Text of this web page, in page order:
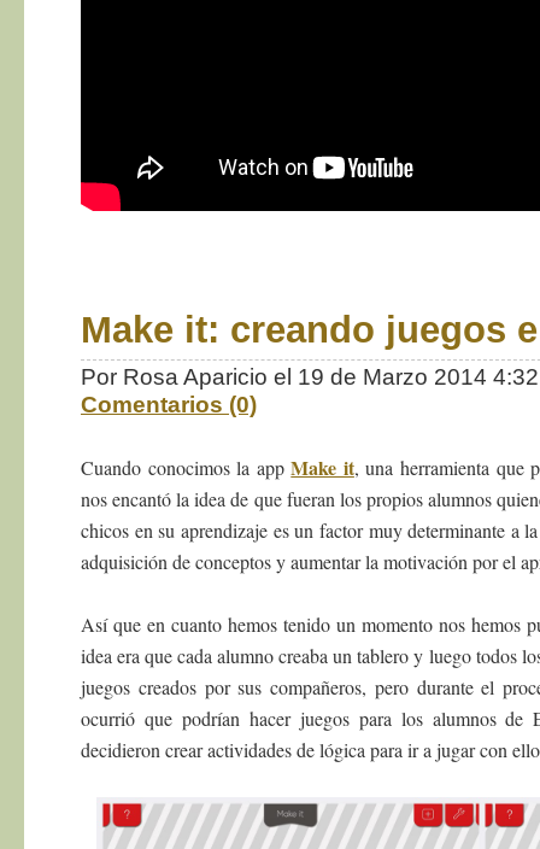
Make it: creando juegos
Por Rosa Aparicio el 19 de Marzo 2014
Comentarios (0)
Cuando conocimos la appMake it, una herramienta que
nos encantó la idea de que fueran los propios alumnos
chicos en su aprendizaje es un factor muy determinante a
adquisición de conceptos y aumentar la motivación por el
Así que en cuanto hemos tenido un momento nos hemos
idea era que cada alumno creaba un tablero y luego todos
juegos creados por sus compañeros, pero durante el
ocurrió que podrían hacer juegos para los alumnos
decidieron crear actividades de lógica para ir a jugar con